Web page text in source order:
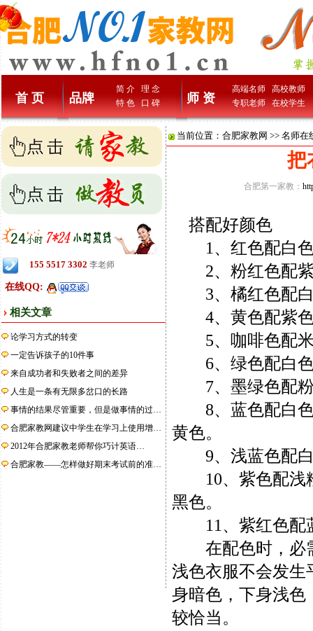
首 页 品牌
简 介
理 念
特 色
口 碑 师 资
高端名师
高校教师
专职老师
在校学生
155 5517 3302 李老师
在线QQ:
相关文章
论学习方式的转变
一定告诉孩子的10件事
来自成功者和失败者之间的差异
人生是一条有无限多岔口的长路
事情的结果尽管重要，但是做事情的过…
合肥家教网建议中学生在学习上使用增…
2012年合肥家教老师帮你巧计英语…
合肥家教——怎样做好期末考试前的准…
当前位置： 合肥家教网 >> 名师在
把
合肥第一家教：
搭配好颜色
1、红色配白色
2、粉红色配紫
3、橘红色配白
4、黄色配紫色
5、咖啡色配米
6、绿色配白色
7、墨绿色配粉
8、蓝色配白色
黄色。
9、浅蓝色配白
10、紫色配浅粉
黑色。
11、紫红色配
在配色时，必需
浅色衣服不会发生
身暗色，下身浅色
较恰当。